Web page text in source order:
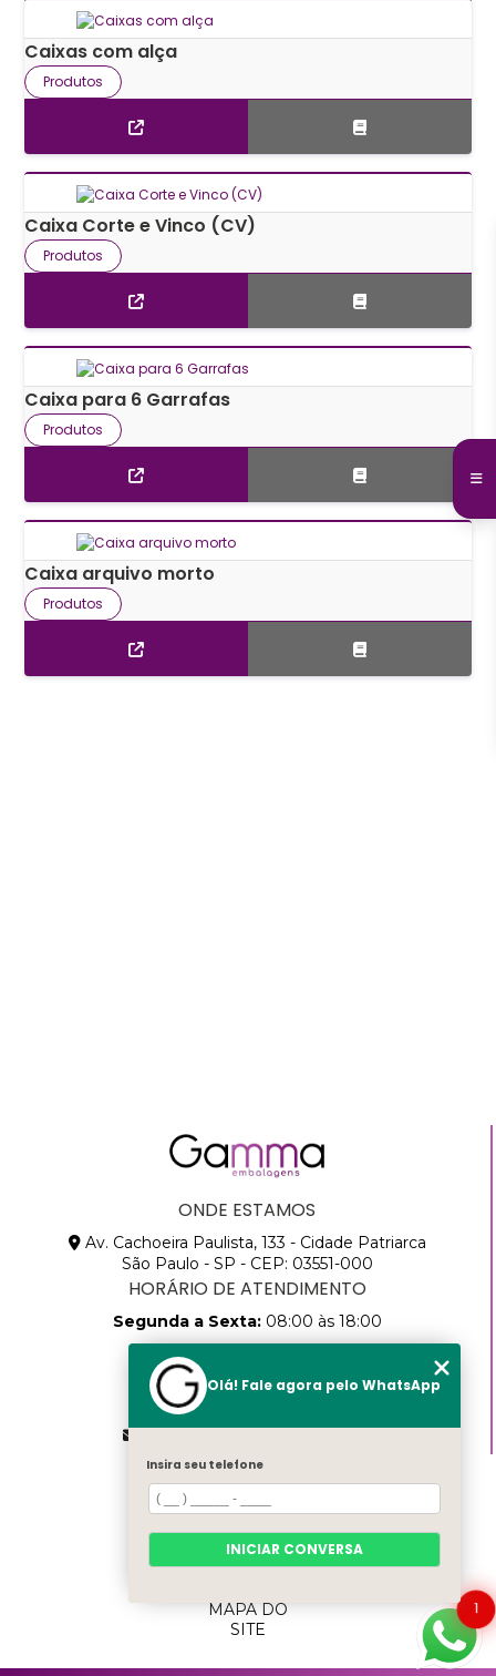
Caixas com alça
Produtos
Caixa Corte e Vinco (CV)
Produtos
Caixa para 6 Garrafas
Produtos
Caixa arquivo morto
Produtos
ONDE ESTAMOS
Av. Cachoeira Paulista, 133 - Cidade Patriarca
São Paulo - SP - CEP: 03551-000
HORÁRIO DE ATENDIMENTO
Segunda a Sexta:08:00 às 18:00
CONTATOS
(11) 2768-8783
(11) 99457-9205
MENU
HOME
SOBRE
NÓS
PRODUTOS
MAPA DO
SITE
1
Olá! Fale agora pelo WhatsApp
Insira seu telefone
INICIAR CONVERSA